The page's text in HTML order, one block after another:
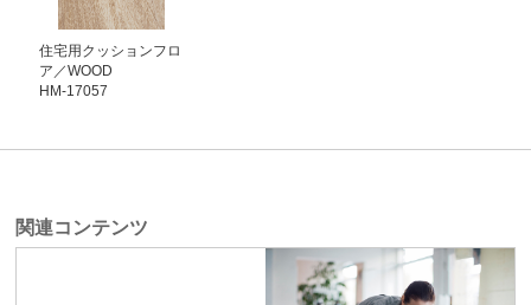
住宅用クッションフロ
ア／WOOD
HM-17057
関連コンテンツ